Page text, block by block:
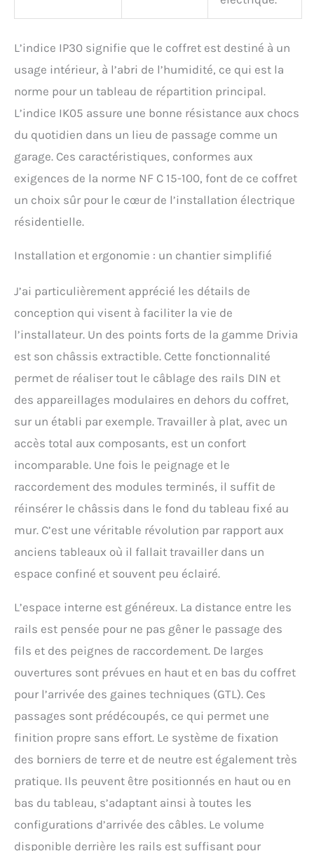
L’indice IP30 signifie que le coffret est destiné à un
usage intérieur, à l’abri de l’humidité, ce qui est la
norme pour un tableau de répartition principal.
L’indice IK05 assure une bonne résistance aux chocs
du quotidien dans un lieu de passage comme un
garage. Ces caractéristiques, conformes aux
exigences de la norme NF C 15-100, font de ce coffret
un choix sûr pour le cœur de l’installation électrique
résidentielle.
Installation et ergonomie : un chantier simplifié
J’ai particulièrement apprécié les détails de
conception qui visent à faciliter la vie de
l’installateur. Un des points forts de la gamme Drivia
est son châssis extractible. Cette fonctionnalité
permet de réaliser tout le câblage des rails DIN et
des appareillages modulaires en dehors du coffret,
sur un établi par exemple. Travailler à plat, avec un
accès total aux composants, est un confort
incomparable. Une fois le peignage et le
raccordement des modules terminés, il suffit de
réinsérer le châssis dans le fond du tableau fixé au
mur. C’est une véritable révolution par rapport aux
anciens tableaux où il fallait travailler dans un
espace confiné et souvent peu éclairé.
L’espace interne est généreux. La distance entre les
rails est pensée pour ne pas gêner le passage des
fils et des peignes de raccordement. De larges
ouvertures sont prévues en haut et en bas du coffret
pour l’arrivée des gaines techniques (GTL). Ces
passages sont prédécoupés, ce qui permet une
finition propre sans effort. Le système de fixation
des borniers de terre et de neutre est également très
pratique. Ils peuvent être positionnés en haut ou en
bas du tableau, s’adaptant ainsi à toutes les
configurations d’arrivée des câbles. Le volume
disponible derrière les rails est suffisant pour